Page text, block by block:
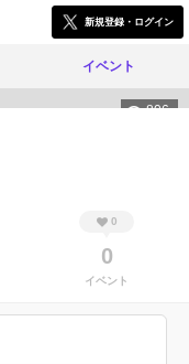
新規登録・ログイン
イベント
806
0
0
イベント